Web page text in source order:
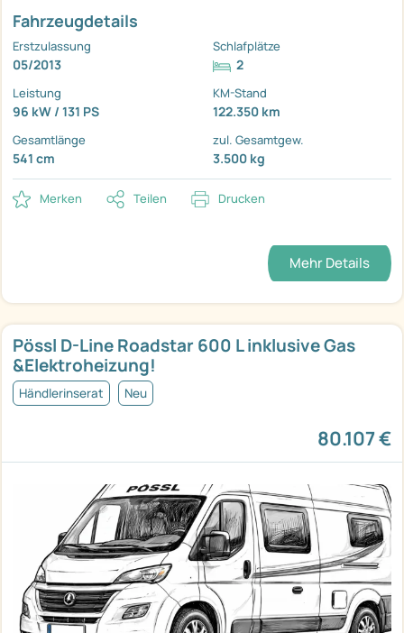
Fahrzeugdetails
Erstzulassung
05/2013
Schlafplätze
2
Leistung
96 kW / 131 PS
KM-Stand
122.350 km
Gesamtlänge
541 cm
zul. Gesamtgew.
3.500 kg
Merken Teilen Drucken
Mehr Details
Pössl D-Line Roadstar 600 L inklusive Gas
&Elektroheizung!
Händlerinserat Neu
80.107 €